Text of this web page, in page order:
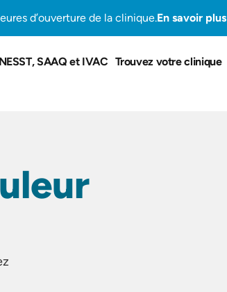
d’ouverture de la clinique.En savoir plus
SAAQ et IVAC Trouvez votre clinique